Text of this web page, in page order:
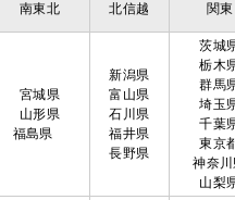
南東北 北信越 関東
宮城県
山形県
福島県
新潟県
富山県
石川県
福井県
長野県
茨城
栃木
群馬
埼玉
千葉
東京
神奈
山梨